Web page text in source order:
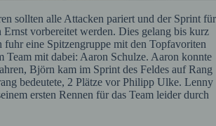
sollten alle Attacken pariert und der Sprint für
vorbereitet werden. Dies gelang bis kurz
fuhr eine Spitzengruppe mit den Topfavoriten
Team mit dabei: Aaron Schulze. Aaron konnte
Björn kam im Sprint des Feldes auf Rang
bedeutete, 2 Plätze vor Philipp Ulke. Lenny
ersten Rennen für das Team leider durch